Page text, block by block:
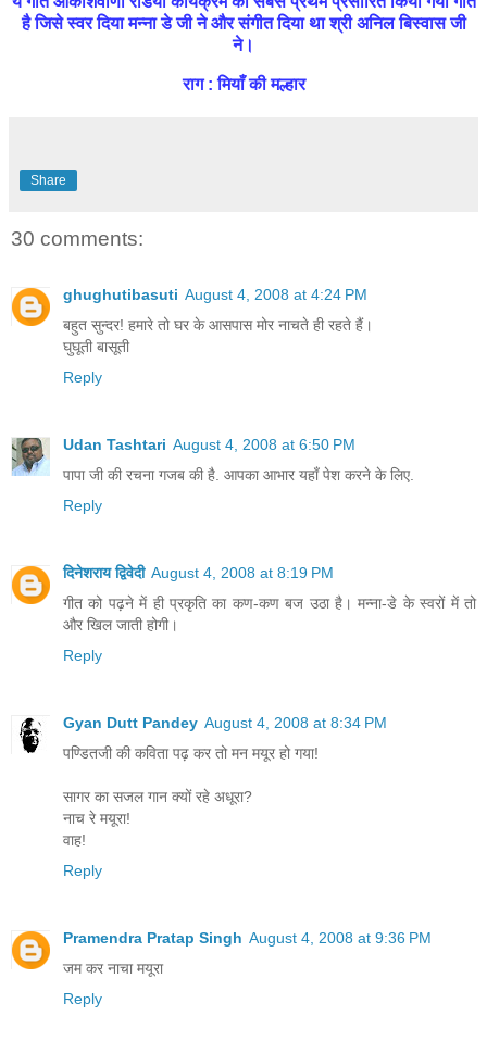
है जिसे स्वर दिया मन्ना डे जी ने और संगीत दिया था श्री अनिल बिस्वास जी
ने।
राग: मियाँ की मल्हार
Share
30 comments:
ghughutibasuti August 4, 2008 at 4:24 PM
बहुत सुन्दर! हमारे तो घर के आसपास मोर नाचते ही रहते हैं।
घुघूती बासूती
Reply
Udan Tashtari August 4, 2008 at 6:50 PM
पापा जी की रचना गजब की है. आपका आभार यहाँ पेश करने के लिए.
Reply
दिनेशराय द्विवेदी August 4, 2008 at 8:19 PM
गीत को पढ़ने में ही प्रकृति का कण-कण बज उठा है। मन्ना-डे के स्वरों में तो
और खिल जाती होगी।
Reply
Gyan Dutt Pandey August 4, 2008 at 8:34 PM
पण्डितजी की कविता पढ़ कर तो मन मयूर हो गया!
सागर का सजल गान क्यों रहे अधूरा?
नाच रे मयूरा!
वाह!
Reply
Pramendra Pratap Singh August 4, 2008 at 9:36 PM
जम कर नाचा मयूरा
Reply